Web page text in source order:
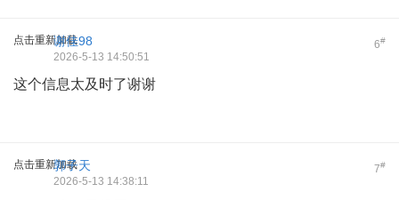
点击重新加载 6#
谢佳98
2026-5-13 14:50:51
这个信息太及时了谢谢
点击重新加载 7#
郭子天
2026-5-13 14:38:11